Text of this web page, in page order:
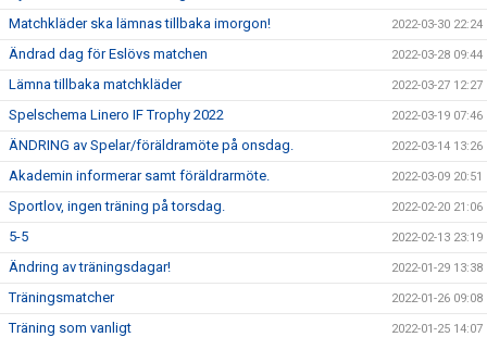
Matchkläder ska lämnas tillbaka imorgon! 2022-03-30 22:24
Ändrad dag för Eslövs matchen 2022-03-28 09:44
Lämna tillbaka matchkläder 2022-03-27 12:27
Spelschema Linero IF Trophy 2022 2022-03-19 07:46
ÄNDRING av Spelar/föräldramöte på onsdag. 2022-03-14 13:26
Akademin informerar samt föräldrarmöte. 2022-03-09 20:51
Sportlov, ingen träning på torsdag. 2022-02-20 21:06
5-5 2022-02-13 23:19
Ändring av träningsdagar! 2022-01-29 13:38
Träningsmatcher 2022-01-26 09:08
Träning som vanligt 2022-01-25 14:07